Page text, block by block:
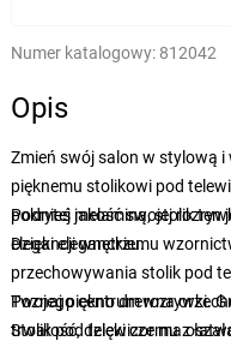
Numer katalogowy: 812042
Opis
Zmień swój salon w stylową
pięknemu stolikowi pod
pokrytej melaminą, stolik ten
elegancji wnętrzu.
Podnieś jakość swojej
Dzięki eleganckiemu
przechowywania stolik pod
Twojego centrum rozrywki.
trwałość, dzięki czemu z
Poznaj piękno drewna
Stolik pod telewizor ma